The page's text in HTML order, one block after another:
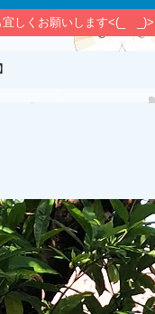
宜しくお願いします<(_